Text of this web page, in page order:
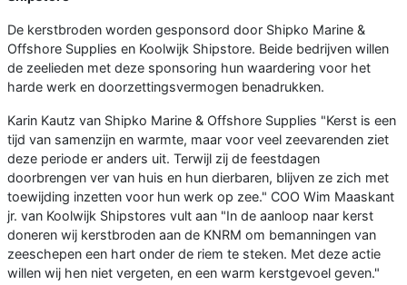
De kerstbroden worden gesponsord door Shipko Marine &
Offshore Supplies en Koolwijk Shipstore. Beide bedrijven willen
de zeelieden met deze sponsoring hun waardering voor het
harde werk en doorzettingsvermogen benadrukken.
Karin Kautz van Shipko Marine & Offshore Supplies "Kerst is een
tijd van samenzijn en warmte, maar voor veel zeevarenden ziet
deze periode er anders uit. Terwijl zij de feestdagen
doorbrengen ver van huis en hun dierbaren, blijven ze zich met
toewijding inzetten voor hun werk op zee." COO Wim Maaskant
jr. van Koolwijk Shipstores vult aan "In de aanloop naar kerst
doneren wij kerstbroden aan de KNRM om bemanningen van
zeeschepen een hart onder de riem te steken. Met deze actie
willen wij hen niet vergeten, en een warm kerstgevoel geven."